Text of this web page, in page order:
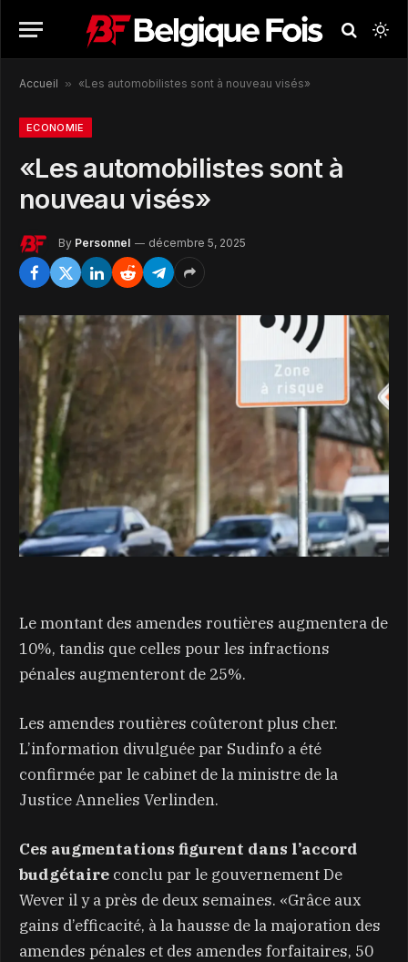
Accueil » «Les automobilistes sont à nouveau visés»
ECONOMIE
«Les automobilistes sont à
nouveau visés»
By Personnel décembre 5, 2025
Le montant des amendes routières augmentera de
10%, tandis que celles pour les infractions
pénales augmenteront de 25%.
Les amendes routières coûteront plus cher.
L’information divulguée par Sudinfo a été
confirmée par le cabinet de la ministre de la
Justice Annelies Verlinden.
Ces augmentations figurent dans l’accord
budgétaire conclu par le gouvernement De
Wever il y a près de deux semaines. «Grâce aux
gains d’efficacité, à la hausse de la majoration des
amendes pénales et des amendes forfaitaires, 50